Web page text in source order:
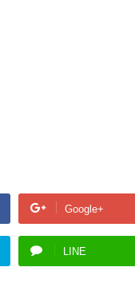
Google+
LINE